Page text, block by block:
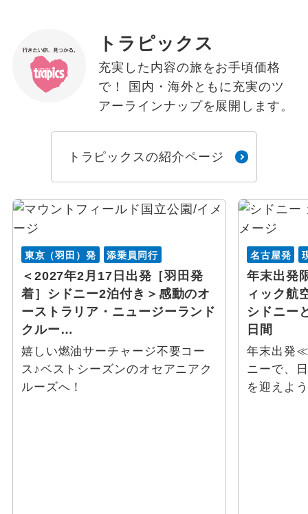
トラピックス
充実した内容の旅をお手頃価格
で！ 国内・海外ともに充実のツ
アーラインナップを展開します。
トラピックスの紹介ページ
東京（羽田）発 添乗員同行
＜2027年2月17日出発［羽田発
着］シドニー2泊付き＞感動のオ
ーストラリア・ニュージーランド
クルー…
嬉しい燃油サーチャージ不要コー
ス♪ベストシーズンのオセアニアク
ルーズへ！
名古屋発
年末出発
ィック航
シドニー
日間
年末出発
ニーで、
を迎えよ